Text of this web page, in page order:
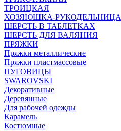
ТРОИЦКАЯ
ХОЗЯЮШКА-РУКОДЕЛЬНИЦА
ШЕРСТЬ В ТАБЛЕТКАХ
ШЕРСТЬ ДЛЯ ВАЛЯНИЯ
ПРЯЖКИ
Пряжки металлические
Пряжки пластмассовые
ПУГОВИЦЫ
SWAROVSKI
Декоративные
Деревянные
Для рабочей одежды
Карамель
Костюмные